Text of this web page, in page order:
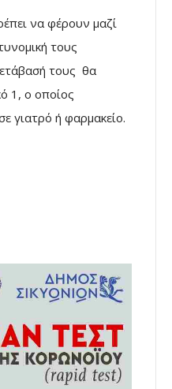
να φέρουν μαζί
τους
τους θα
1, ο οποίος
γιατρό ή φαρμακείο.